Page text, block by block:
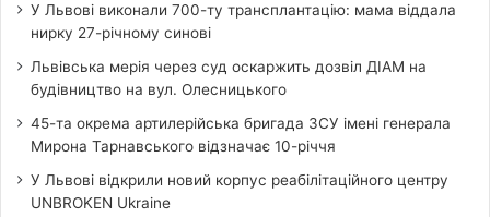
У Львові виконали 700-ту трансплантацію: мама віддала
нирку 27-річному синові
Львівська мерія через суд оскаржить дозвіл ДІАМ на
будівництво на вул. Олесницького
45-та окрема артилерійська бригада ЗСУ імені генерала
Мирона Тарнавського відзначає 10-річчя
У Львові відкрили новий корпус реабілітаційного центру
UNBROKEN Ukraine